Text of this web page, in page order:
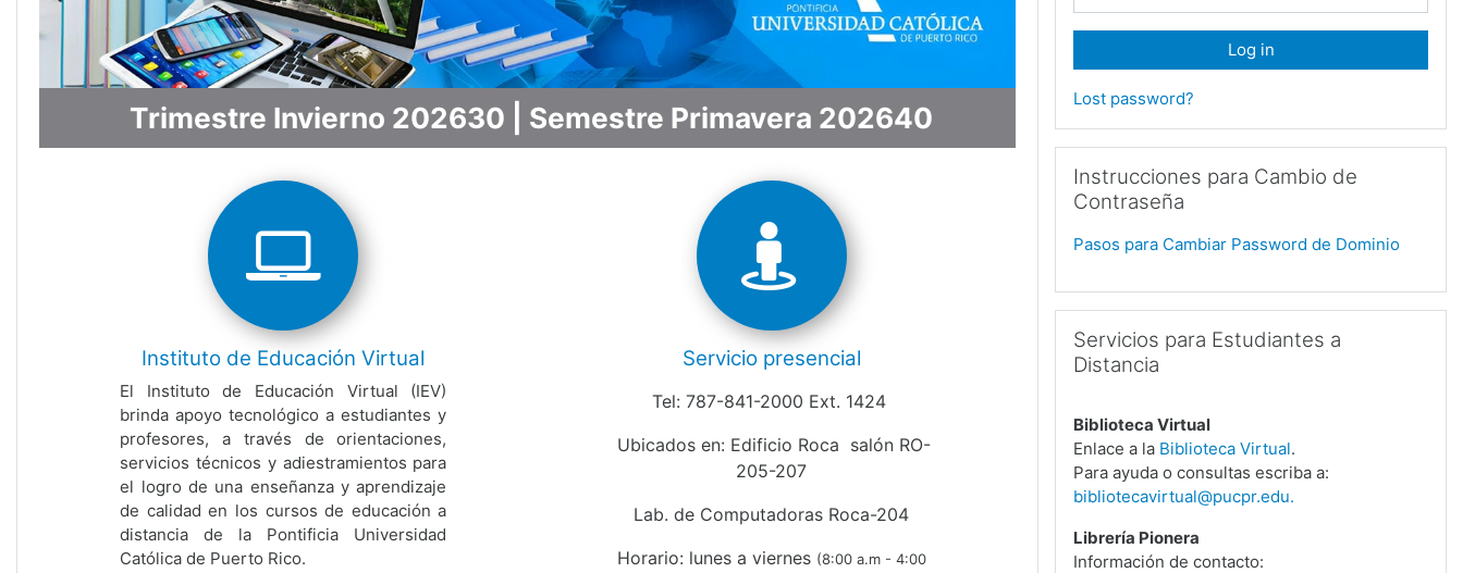
Trimestre Invierno 202630 | Semestre Primavera 202640
Instituto de Educación Virtual
El Instituto de Educación Virtual (IEV)
brinda apoyo tecnológico a estudiantes y
profesores, a través de orientaciones,
servicios técnicos y adiestramientos para
el logro de una enseñanza y aprendizaje
de calidad en los cursos de educación a
distancia de la Pontificia Universidad
Católica de Puerto Rico.
Servicio presencial
Tel: 787-841-2000 Ext. 1424
Ubicados en: Edificio Roca salón RO-
205-207
Lab. de Computadoras Roca-204
Horario: lunes a viernes (8:00 a.m - 4:00
Lost password?
Instrucciones para Cambio de
Contraseña
Pasos para Cambiar Password de Dominio
Servicios para Estudiantes a
Distancia
Biblioteca Virtual
Enlace a la Biblioteca Virtual.
Para ayuda o consultas escriba a:
bibliotecavirtual@pucpr.edu.
Librería Pionera
Información de contacto: